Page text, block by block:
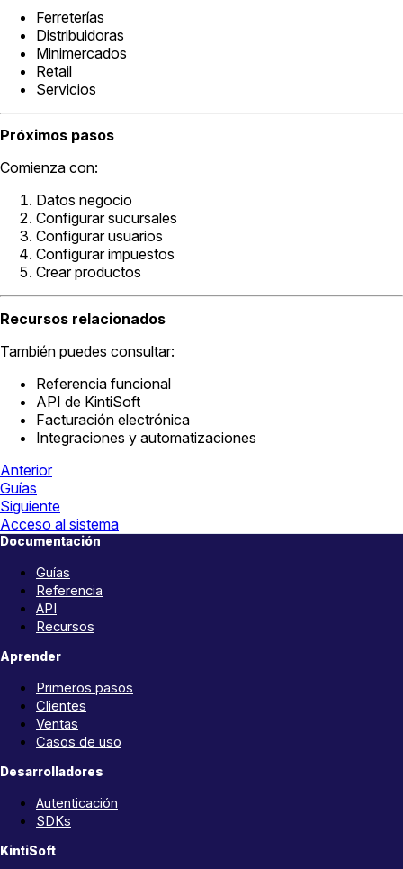
Ferreterías
Distribuidoras
Minimercados
Retail
Servicios
Próximos pasos
Comienza con:
Datos negocio
Configurar sucursales
Configurar usuarios
Configurar impuestos
Crear productos
Recursos relacionados
También puedes consultar:
Referencia funcional
API de KintiSoft
Facturación electrónica
Integraciones y automatizaciones
Anterior
Guías
Siguiente
Acceso al sistema
Documentación
Guías
Referencia
API
Recursos
Aprender
Primeros pasos
Clientes
Ventas
Casos de uso
Desarrolladores
Autenticación
SDKs
KintiSoft